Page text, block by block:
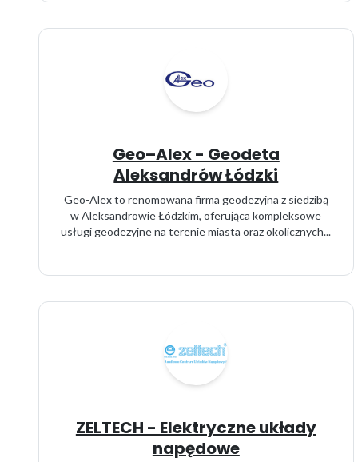
Geo–Alex - Geodeta
Aleksandrów Łódzki
Geo-Alex to renomowana firma geodezyjna z siedzibą
w Aleksandrowie Łódzkim, oferująca kompleksowe
usługi geodezyjne na terenie miasta oraz okolicznych...
ZELTECH - Elektryczne układy
napędowe